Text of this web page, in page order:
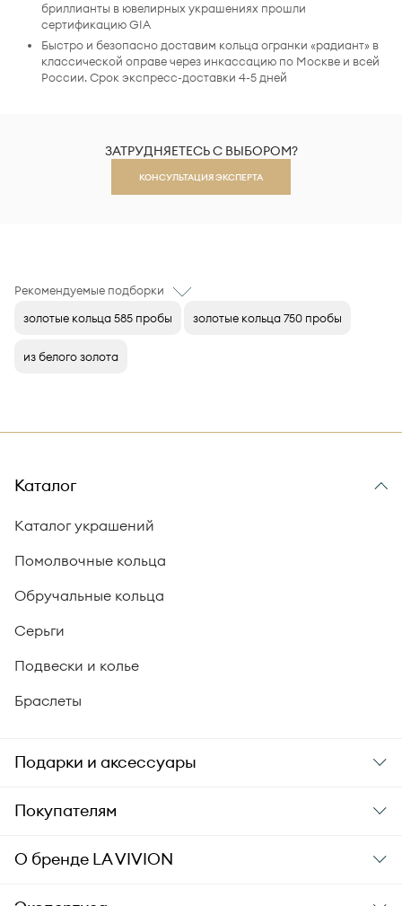
бриллианты в ювелирных украшениях прошли
сертификацию GIA
Быстро и безопасно доставим кольца огранки «радиант» в
классической оправе через инкассацию по Москве и всей
России. Срок экспресс-доставки 4-5 дней
ЗАТРУДНЯЕТЕСЬ С ВЫБОРОМ?
КОНСУЛЬТАЦИЯ ЭКСПЕРТА
Рекомендуемые подборки
золотые кольца 585 пробы
золотые кольца 750 пробы
из белого золота
Каталог
Каталог украшений
Помолвочные кольца
Обручальные кольца
Серьги
Подвески и колье
Браслеты
Подарки и аксессуары
Подарки
Уход за украшениями
Покупателям
Заказ и оплата
О бренде LA VIVION
О компании